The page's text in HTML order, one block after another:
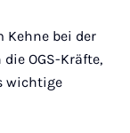
bei der
OGS-Kräfte,
wichtige